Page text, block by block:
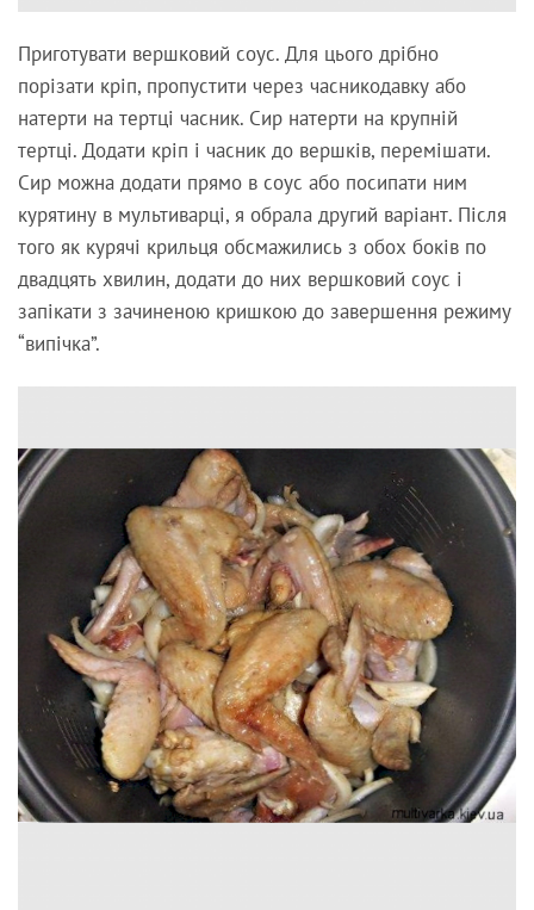
Приготувати вершковий соус. Для цього дрібно
порізати кріп, пропустити через часникодавку або
натерти на тертці часник. Сир натерти на крупній
тертці. Додати кріп і часник до вершків, перемішати.
Сир можна додати прямо в соус або посипати ним
курятину в мультиварці, я обрала другий варіант. Після
того як курячі крильця обсмажились з обох боків по
двадцять хвилин, додати до них вершковий соус і
запікати з зачиненою кришкою до завершення режиму
“випічка”.